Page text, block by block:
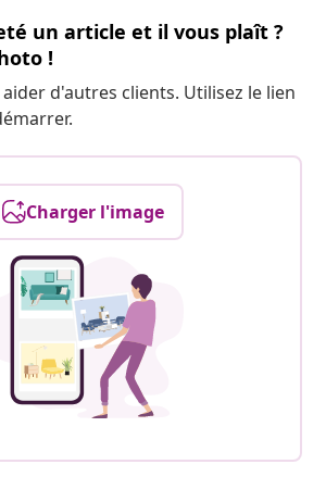
un article et il vous plaît ?
!
d'autres clients. Utilisez le lien
Charger l'image